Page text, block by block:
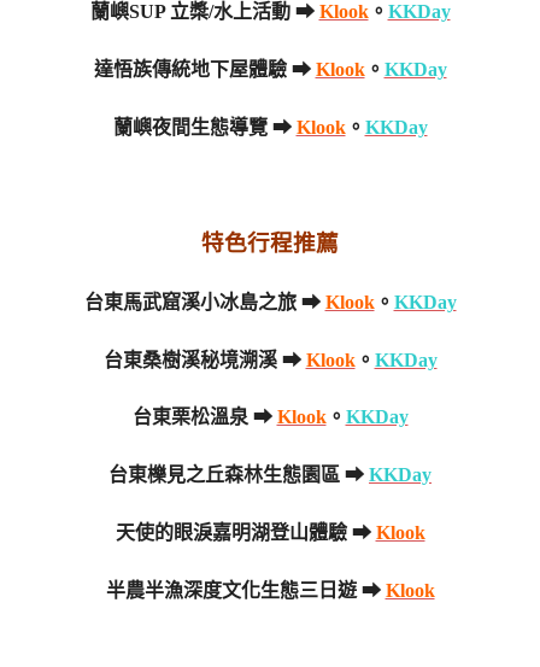
蘭嶼SUP 立槳/水上活動 ➡ Klook。 KKDay
達悟族傳統地下屋體驗 ➡ Klook。 KKDay
蘭嶼夜間生態導覽 ➡ Klook。 KKDay
特色行程推薦
台東馬武窟溪小冰島之旅 ➡ Klook。 KKDay
台東桑樹溪秘境溯溪 ➡ Klook。 KKDay
台東栗松溫泉 ➡ Klook。 KKDay
台東櫟見之丘森林生態園區 ➡ KKDay
天使的眼淚嘉明湖登山體驗 ➡ Klook
半農半漁深度文化生態三日遊 ➡ Klook